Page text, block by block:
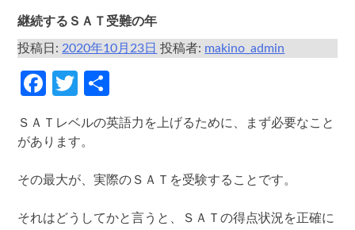
継続するＳＡＴ受難の年
投稿日:2020年10月23日 投稿者: makino_admin
Facebook
Twitter
有
ＳＡＴレベルの英語力を上げるために、まず必要なこと
があります。
その最大が、実際のＳＡＴを受験することです。
それはどうしてかと言うと、ＳＡＴの得点状況を正確に